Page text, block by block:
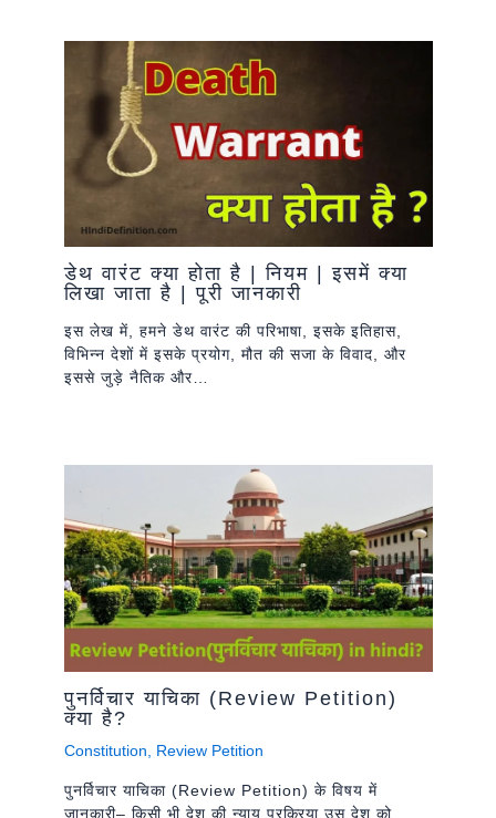
डेथ वारंट क्या होता है | नियम | इसमें क्या
लिखा जाता है | पूरी जानकारी
इस लेख में, हमने डेथ वारंट की परिभाषा, इसके इतिहास,
विभिन्न देशों में इसके प्रयोग, मौत की सजा के विवाद, और
इससे जुड़े नैतिक और…
पुनर्विचार याचिका (Review Petition)
क्या है?
Constitution, Review Petition
पुनर्विचार याचिका (Review Petition) के विषय में
जानकारी– किसी भी देश की न्याय प्रक्रिया उस देश को